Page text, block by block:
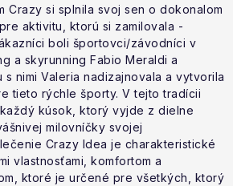
Crazy si splnila svoj sen o dokonalom
aktivitu, ktorú si zamilovala -
boli športovci/závodníci v
a skyrunning Fabio Meraldi a
s nimi Valeria nadizajnovala a vytvorila
tieto rýchle športy. V tejto tradícii
kúsok, ktorý vyjde z dielne
milovníčky svojej
Crazy Idea je charakteristické
vlastnosťami, komfortom a
ktoré je určené pre všetkých, ktorý